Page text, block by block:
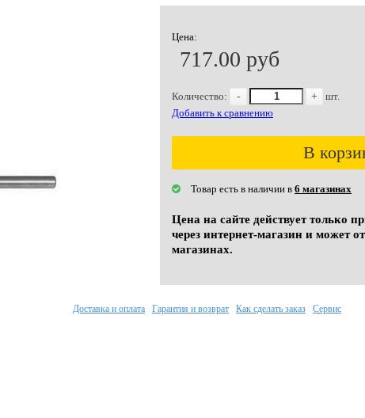
Цена:
717.00 руб
Количество: - +
шт.
Добавить к сравнению
В
Товар есть в наличии в 6 магазинах
Цена на сайте действует только
через интернет-магазин и может
магазинах.
Доставка и оплата Гарантия и возврат Как сделать заказ Сервис